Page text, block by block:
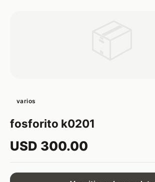
varios
fosforito k0201
USD 300.00